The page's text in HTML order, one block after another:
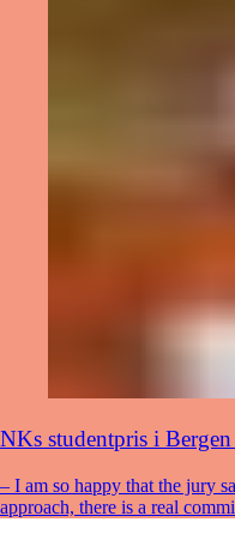
NKs studentpris i
– I am so happy that the jury
approach, there is a real